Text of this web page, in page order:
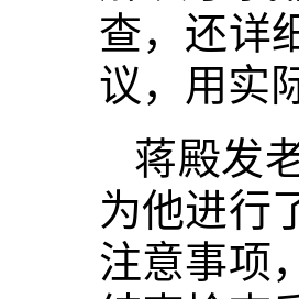
查，还详
议，用实
蒋殿发
为他进行
注意事项